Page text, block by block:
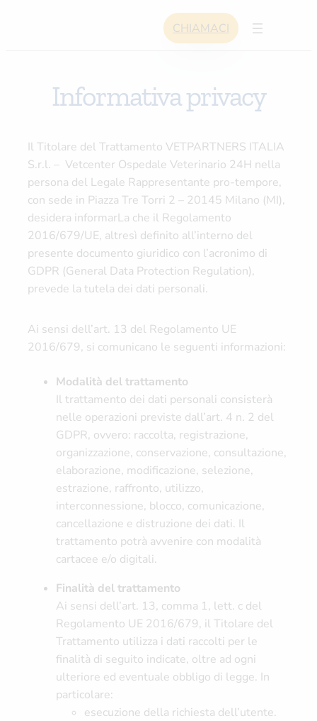
CHIAMACI
Informativa privacy
Il Titolare del Trattamento VETPARTNERS ITALIA
S.r.l. – Vetcenter Ospedale Veterinario 24H nella
persona del Legale Rappresentante pro-tempore,
con sede in Piazza Tre Torri 2 – 20145 Milano (MI),
desidera informarLa che il Regolamento
2016/679/UE, altresì definito all’interno del
presente documento giuridico con l’acronimo di
GDPR (General Data Protection Regulation),
prevede la tutela dei dati personali.
Ai sensi dell’art. 13 del Regolamento UE
2016/679, si comunicano le seguenti informazioni:
Modalità del trattamento
Il trattamento dei dati personali consisterà
nelle operazioni previste dall’art. 4 n. 2 del
GDPR, ovvero: raccolta, registrazione,
organizzazione, conservazione, consultazione,
elaborazione, modificazione, selezione,
estrazione, raffronto, utilizzo,
interconnessione, blocco, comunicazione,
cancellazione e distruzione dei dati. Il
trattamento potrà avvenire con modalità
cartacee e/o digitali.
Finalità del trattamento
Ai sensi dell’art. 13, comma 1, lett. c del
Regolamento UE 2016/679, il Titolare del
Trattamento utilizza i dati raccolti per le
finalità di seguito indicate, oltre ad ogni
ulteriore ed eventuale obbligo di legge. In
particolare:
esecuzione della richiesta dell’utente.